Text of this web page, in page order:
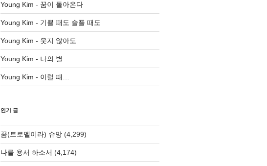
Young Kim - 꿈이 돌아온다
Young Kim - 기쁠 때도 슬플 때도
Young Kim - 웃지 않아도
Young Kim - 나의 별
Young Kim - 이럴 때…
인기 글
꿈(트로멜이라) 슈망 (4,299)
나를 용서 하소서 (4,174)